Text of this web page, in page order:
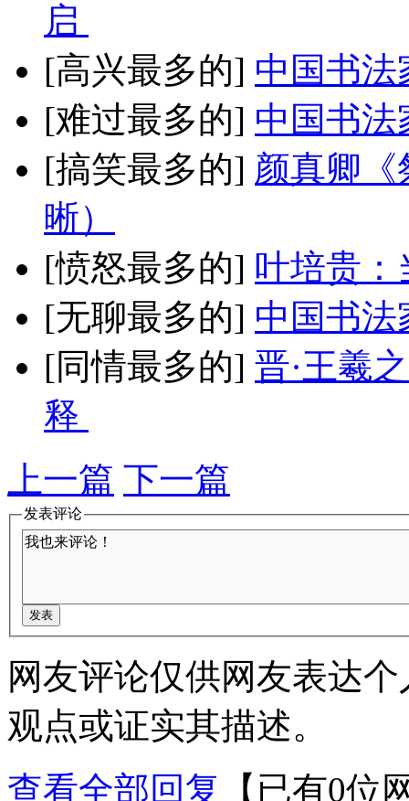
启
[高兴最多的] 中国书法
[难过最多的] 中国书法
[搞笑最多的] 颜真卿《
晰）
[愤怒最多的] 叶培贵：
[无聊最多的] 中国书法
[同情最多的] 晋·王羲
释
上一篇 下一篇
发表评论
网友评论仅供网友表达
观点或证实其描述。
查看全部回复
【已有0位